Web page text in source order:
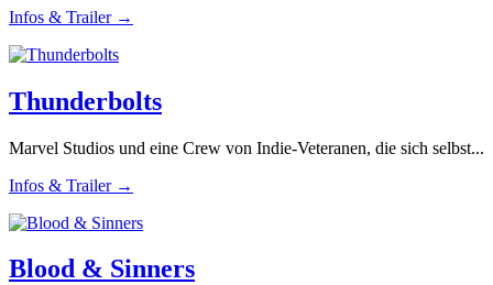
Infos & Trailer →
Thunderbolts
Marvel Studios und eine Crew von Indie-Veteranen, die sich selbst...
Infos & Trailer →
Blood & Sinners